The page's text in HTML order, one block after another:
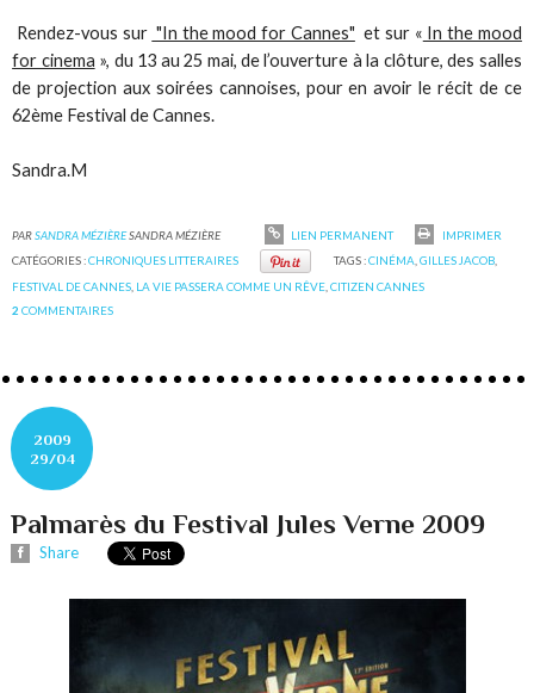
Rendez-vous sur "In the mood for Cannes" et sur « In the mood
for cinema », du 13 au 25 mai, de l’ouverture à la clôture, des salles
de projection aux soirées cannoises, pour en avoir le récit de ce
62ème Festival de Cannes.
Sandra.M
PARSANDRA MÉZIÈRESANDRA MÉZIÈRE LIEN PERMANENT
IMPRIMER
CATÉGORIES :CHRONIQUES LITTERAIRES TAGS :CINÉMA,GILLES JACOB,
FESTIVAL DE CANNES, LA VIE PASSERA COMME UN RÊVE,CITIZEN CANNES
2 COMMENTAIRES
2009
29/04
Palmarès du Festival Jules Verne 2009
Share